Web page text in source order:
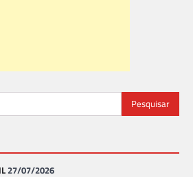
27/07/2026